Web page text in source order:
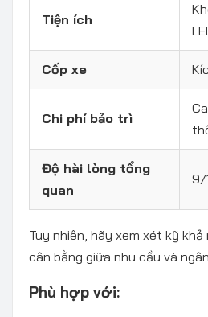
Tiện ích
Cốp xe
Chi phí bảo trì
Độ hài lòng tổng
quan
9/
Tuy nhiên, hãy xem xét kỹ
cân bằng giữa nhu cầu và
Phù hợp với: